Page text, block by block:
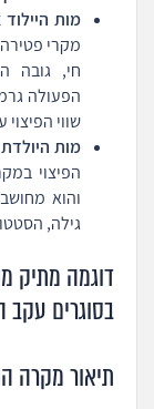
מות
מקרי
חי, גובה
הפעולה
שווי
מות
הפיצוי
והוא
גילה,
דוגמה מתיק
בסוגרים
תיאור מקרה